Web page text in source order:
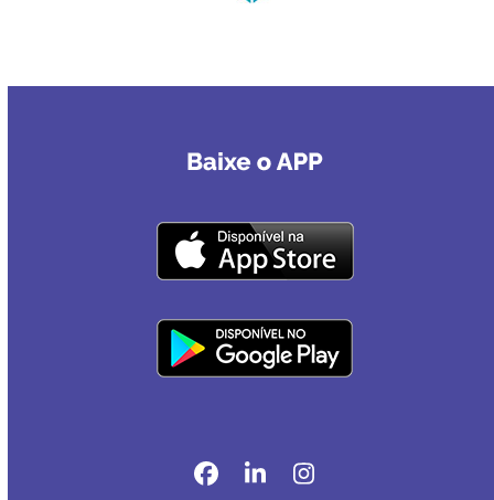
Facebook
LinkedInInstagram